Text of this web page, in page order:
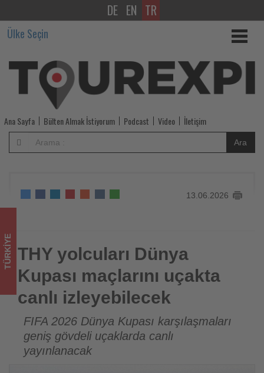
THY
yolcuları
Dünya
Kupası
maçlarını
uçakta
canlı
izleyebilecek
-
Tourexpi,
sizler
için
turizmde
olup
bitenleri
DE EN TR
Ülke Seçin
Ana Sayfa Bülten Almak İstiyorum Podcast Video İletişim
Ara
13.06.2026
THY yolcuları Dünya Kupası maçlarını uçakta canlı
izleyebilecek
TÜRKIYE THY yolcuları Dünya
Kupası maçlarını uçakta
canlı izleyebilecek
FIFA 2026 Dünya Kupası karşılaşmaları
geniş gövdeli uçaklarda canlı
yayınlanacak